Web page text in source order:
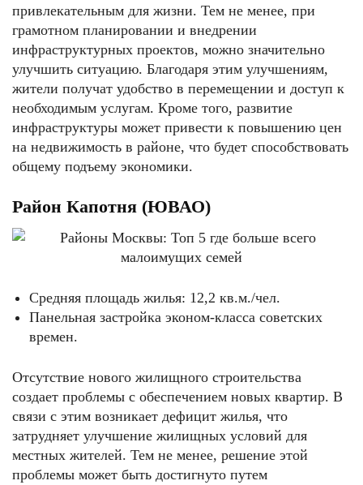
привлекательным для жизни. Тем не менее, при
грамотном планировании и внедрении
инфраструктурных проектов, можно значительно
улучшить ситуацию. Благодаря этим улучшениям,
жители получат удобство в перемещении и доступ к
необходимым услугам. Кроме того, развитие
инфраструктуры может привести к повышению цен
на недвижимость в районе, что будет способствовать
общему подъему экономики.
Район Капотня (ЮВАО)
Средняя площадь жилья: 12,2 кв.м./чел.
Панельная застройка эконом-класса советских
времен.
Отсутствие нового жилищного строительства
создает проблемы с обеспечением новых квартир. В
связи с этим возникает дефицит жилья, что
затрудняет улучшение жилищных условий для
местных жителей. Тем не менее, решение этой
проблемы может быть достигнуто путем